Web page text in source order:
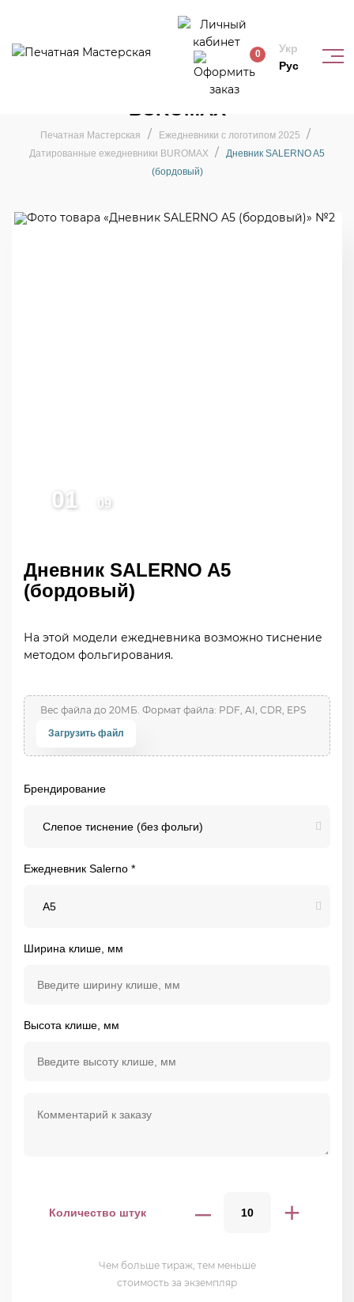
0
Укр
Рус
Датированные ежедневники
BUROMAX
Печатная Мастерская
Ежедневники с логотипом 2025
Датированные ежедневники BUROMAX
Дневник SALERNO A5
(бордовый)
Дневник SALERNO A5
(бордовый)
На этой модели ежедневника возможно тиснение
методом фольгирования.
Загрузить файл
Брендирование
Слепое тиснение (без фольги)
Ежедневник Salerno *
А5
Ширина клише, мм
Высота клише, мм
Количество штук – +
Чем больше тираж, тем меньше
стоимость за экземпляр